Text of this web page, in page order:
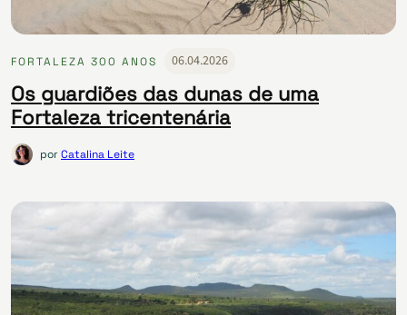
FORTALEZA 300 ANOS 06.04.2026
Os guardiões das dunas de uma
Fortaleza tricentenária
porCatalina Leite